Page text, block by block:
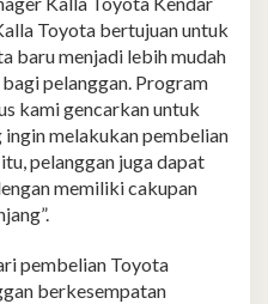
Toyota bertujuan untuk
baru menjadi lebih mudah
pelanggan. Program
kami gencarkan untuk
ingin melakukan pembelian
pelanggan juga dapat
memiliki cakupan
pembelian Toyota
berkesempatan